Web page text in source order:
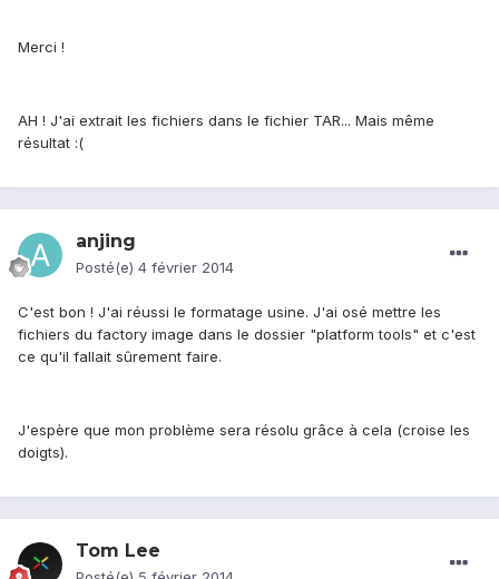
Merci !
AH ! J'ai extrait les fichiers dans le fichier TAR... Mais même
résultat :(
anjing
Posté(e) 4 février 2014
C'est bon ! J'ai réussi le formatage usine. J'ai osé mettre les
fichiers du factory image dans le dossier "platform tools" et c'est
ce qu'il fallait sûrement faire.
J'espère que mon problème sera résolu grâce à cela (croise les
doigts).
Tom Lee